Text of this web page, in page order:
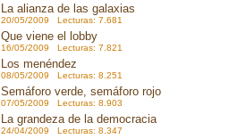
La alianza de las galaxias
20/05/2009 Lecturas: 7.681
Que viene el lobby
16/05/2009 Lecturas: 7.821
Los menéndez
08/05/2009 Lecturas: 8.251
Semáforo verde, semáforo rojo
07/05/2009 Lecturas: 8.903
La grandeza de la democracia
24/04/2009 Lecturas: 8.347